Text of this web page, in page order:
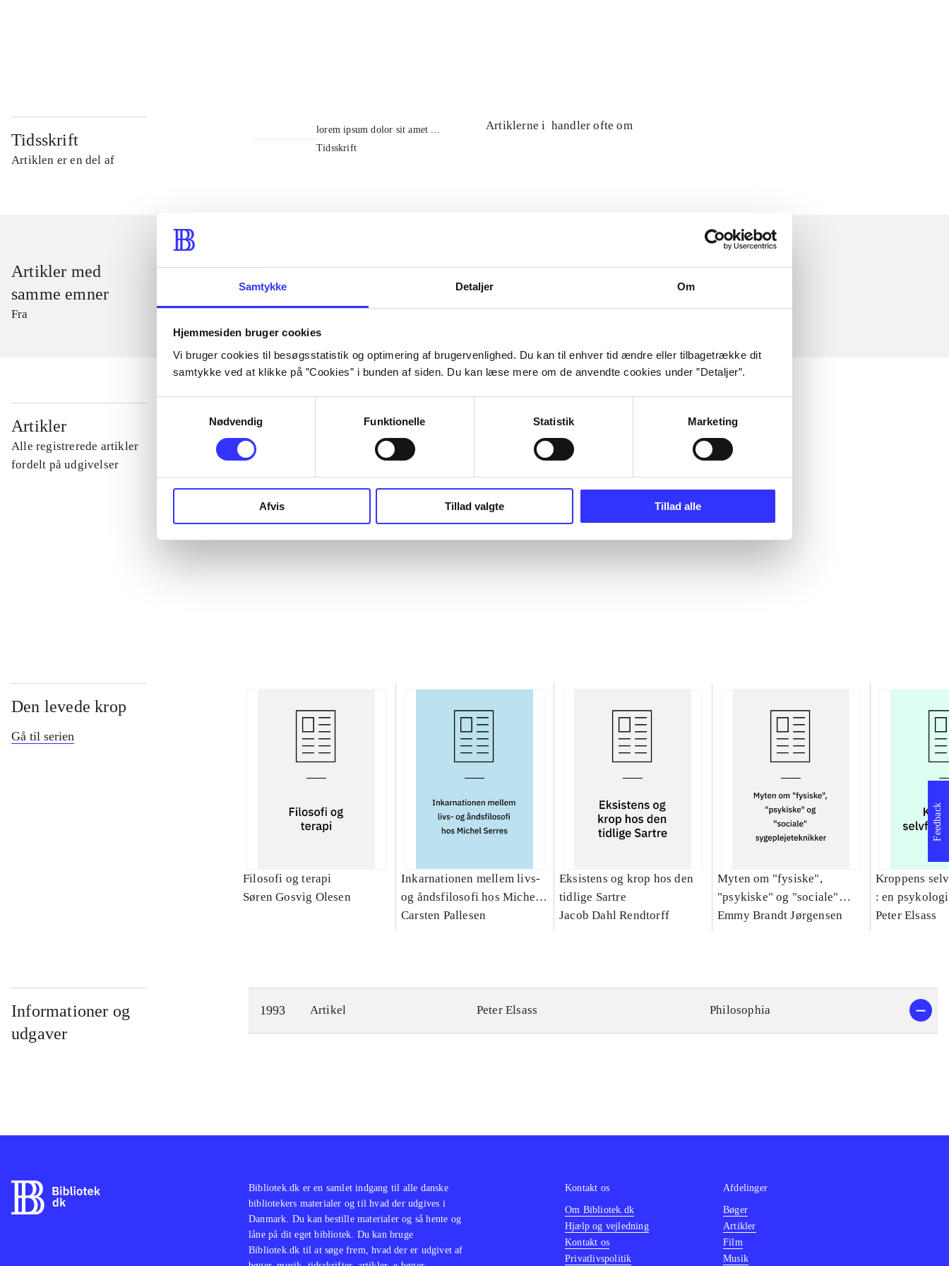
Samtykke Detaljer Om
Hjemmesiden bruger cookies
Vi bruger cookies til besøgsstatistik og optimering af brugervenlighed. Du kan til enhver tid ændre eller tilbagetrække dit
samtykke ved at klikke på ”Cookies” i bunden af siden. Du kan læse mere om de anvendte cookies under ”Detaljer”.
Nødvendig
Funktionelle Statistik Marketing
Afvis Tillad valgte Tillad alle
Tidsskrift
Artiklen er en del af
lorem ipsum dolor sit amet ...
Tidsskrift
Artiklerne i handler ofte om
Artikler med
samme emner
Fra
Artikler
Alle registrerede artikler
fordelt på udgivelser
...
...
Den levede krop
Gå til serien
Filosofi og terapi
Søren Gosvig Olesen
Inkarnationen mellem livs-
og åndsfilosofi hos Michel
Serres : et teologisk bidrag
Carsten Pallesen
Eksistens og krop hos den
tidlige Sartre
Jacob Dahl Rendtorff
Myten om "fysiske",
"psykiske" og "sociale"
sygeplejeteknikker
Emmy Brandt Jørgensen
Kroppens
: en
Peter Elsass
Informationer og
udgaver
1993 Artikel Peter Elsass Philosophia
Feedback
Bibliotek.dk er en samlet indgang til alle danske
bibliotekers materialer og til hvad der udgives i
Danmark. Du kan bestille materialer og så hente og
låne på dit eget bibliotek. Du kan bruge
Bibliotek.dk til at søge frem, hvad der er udgivet af
Kontakt os
Om Bibliotek.dk
Hjælp og vejledning
Kontakt os
Privatlivspolitik
Afdelinger
Bøger
Artikler
Film
Musik